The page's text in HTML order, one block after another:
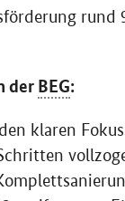
der BEG:
klaren